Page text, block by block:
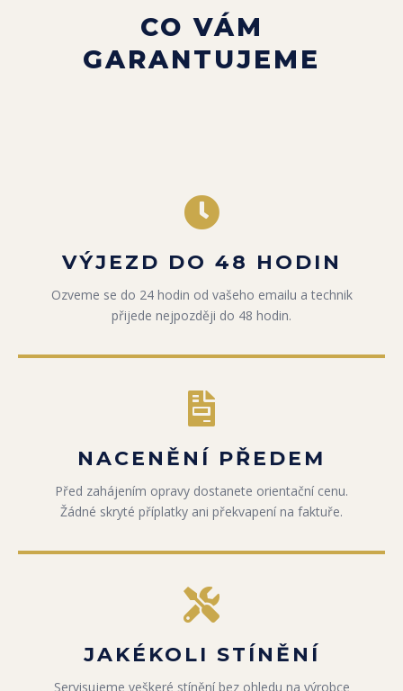
CO VÁM
GARANTUJEME
VÝJEZD DO 48 HODIN
Ozveme se do 24 hodin od vašeho emailu a technik
přijede nejpozději do 48 hodin.
NACENĚNÍ PŘEDEM
Před zahájením opravy dostanete orientační cenu.
Žádné skryté příplatky ani překvapení na faktuře.
JAKÉKOLI STÍNĚNÍ
Servisujeme veškeré stínění bez ohledu na výrobce